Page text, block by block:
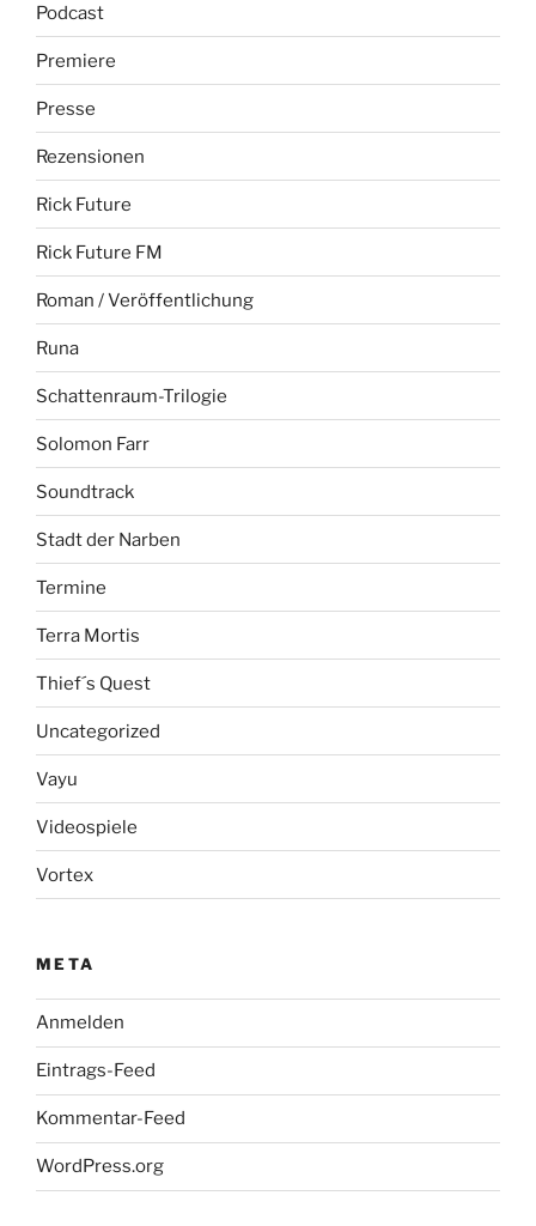
Podcast
Premiere
Presse
Rezensionen
Rick Future
Rick Future FM
Roman / Veröffentlichung
Runa
Schattenraum-Trilogie
Solomon Farr
Soundtrack
Stadt der Narben
Termine
Terra Mortis
Thief´s Quest
Uncategorized
Vayu
Videospiele
Vortex
META
Anmelden
Eintrags-Feed
Kommentar-Feed
WordPress.org